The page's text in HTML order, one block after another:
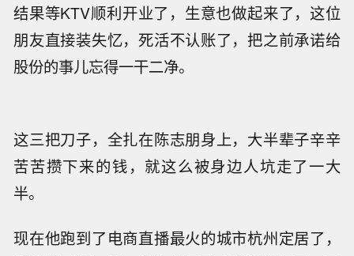
结果等KTV顺利开业了，生意也做起来了，这位
朋友直接装失忆，死活不认账了，把之前承诺给
股份的事儿忘得一干二净。